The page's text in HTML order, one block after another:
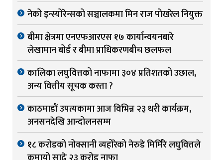
नेको इन्स्योरेन्सको सञ्चालकमा मिन राज पोखरेल नियुक्त
बीमा क्षेत्रमा एनएफआरएस १७ कार्यान्वयनबारे
लेखामान बोर्ड र बीमा प्राधिकरणबीच छलफल
कालिका लघुवित्तको नाफामा ३०४ प्रतिशतको उछाल,
अन्य वित्तीय सूचक कस्ता ?
काठमाडौं उपत्यकामा आज विभिन्न २३ थरी कार्यक्रम,
अनसनदेखि आन्दोलनसम्म
१८ करोडको नोक्सानी व्यहोरेको नेरुडे मिर्मिरे लघुवित्तले